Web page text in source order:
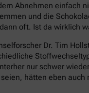
Abnehmen einfach
und die
oft. Ist da wirklich
Dr. Tim
nur schwer
hätten eben